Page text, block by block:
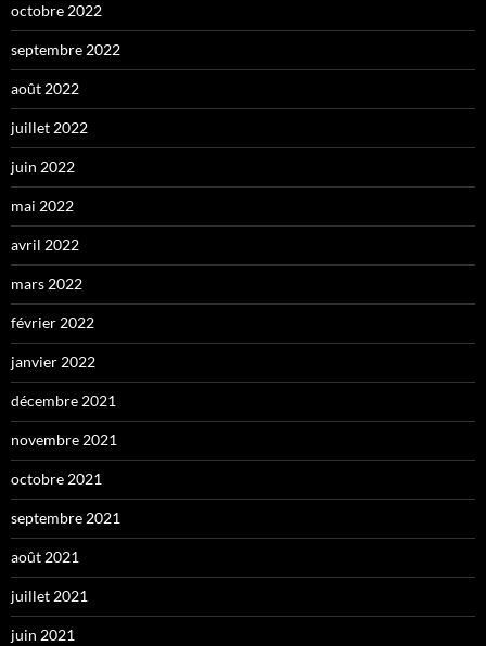
octobre 2022
septembre 2022
août 2022
juillet 2022
juin 2022
mai 2022
avril 2022
mars 2022
février 2022
janvier 2022
décembre 2021
novembre 2021
octobre 2021
septembre 2021
août 2021
juillet 2021
juin 2021